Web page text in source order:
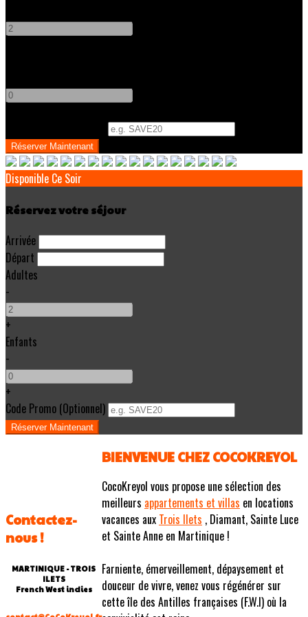
Disponible Ce Soir
Réservez votre séjour
Arrivée
Départ
Adultes
-
+
Enfants
-
+
Code Promo (Optionnel)
Contactez-
nous !
MARTINIQUE - TROIS
ILETS
French West indies
BIENVENUE CHEZ COCOKREYOL
CocoKreyol vous propose une sélection des
meilleurs appartements et villas en locations
vacances aux Trois Ilets , Diamant, Sainte Luce
et Sainte Anne en Martinique !
Farniente, émerveillement, dépaysement et
douceur de vivre, venez vous régénérer sur
cette île des Antilles françaises (F.W.I) où la